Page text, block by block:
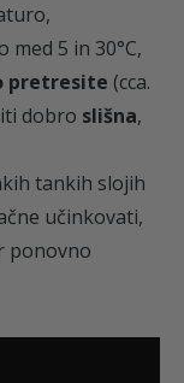
5 in 30°C,
pretresite (cca.
dobro slišna,
tankih slojih
učinkovati,
ponovno